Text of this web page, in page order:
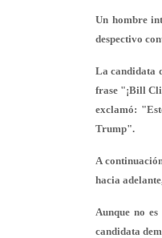
Un hombre
despectivo
La candidata
frase "¡Bill
exclamó:
Trump".
A
hacia
Aunque no
candidata